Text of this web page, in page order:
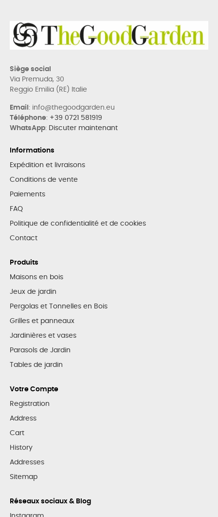
Siège social
Via Premuda, 30
Reggio Emilia (RE) Italie
Email : info@thegoodgarden.eu
Téléphone: +39 0721 581919
WhatsApp: Discuter maintenant
Informations
Expédition et livraisons
Conditions de vente
Paiements
FAQ
Politique de confidentialité et de cookies
Contact
Produits
Maisons en bois
Jeux de jardin
Pergolas et Tonnelles en Bois
Grilles et panneaux
Jardinières et vases
Parasols de Jardin
Tables de jardin
Votre Compte
Registration
Address
Cart
History
Addresses
Sitemap
Réseaux sociaux & Blog